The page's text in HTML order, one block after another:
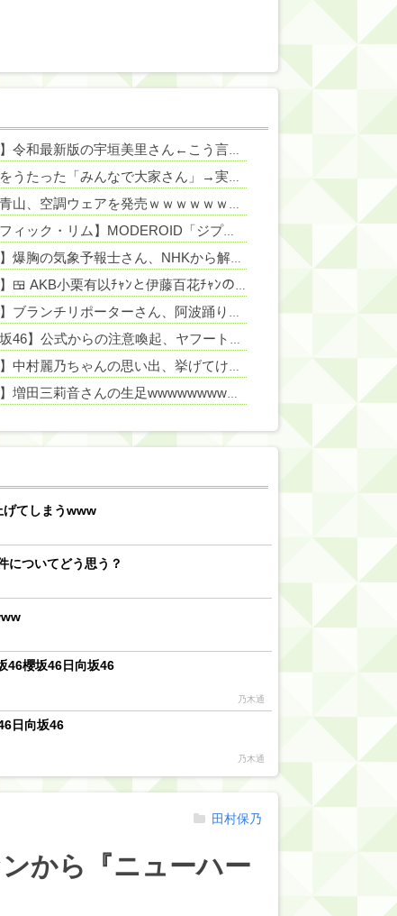
NEW!
NEW!
NEW!
【画像】令和最新版の宇垣美里さん←こう言うのでいいんだよが目一杯詰まってると話題にw w w w w w w w w
高配当をうたった「みんなで大家さん」→実態は2881億円の債務超過
洋服の青山、空調ウェアを発売ｗｗｗｗｗｗNEW!
【パシフィック・リム】MODEROID「ジプシー・デンジャー」プラモデル【10日予約開始】
【朗報】爆胸の気象予報士さん、NHKから解き放たれる NEW!
【朗報】🍱 AKB小栗有以ﾁｬﾝと伊藤百花ﾁｬﾝの 手作りお弁当が食べれるイベント参加者募集 🍱【AKB48ゆいゆい・いともも・41日後に放送す...
【画像】ブランチリポーターさん、阿波踊りでワキ祭り NEW!
【日向坂46】公式からの注意喚起、ヤフートップに掲載される
【速報】中村麗乃ちゃんの思い出、挙げてけwwwwwwwwwww
【朗報】増田三莉音さんの生足wwwwwwwwwwww
乃木坂46『オリコン上半期SG1位獲得!!』←もうこれ今が全盛期だろwwwwww
by livedoor 相互RSS
げてしまうwww
についてどう思う？
46櫻坂46日向坂46
乃木通
日向坂46
乃木通
から『ニューハー
田村保乃